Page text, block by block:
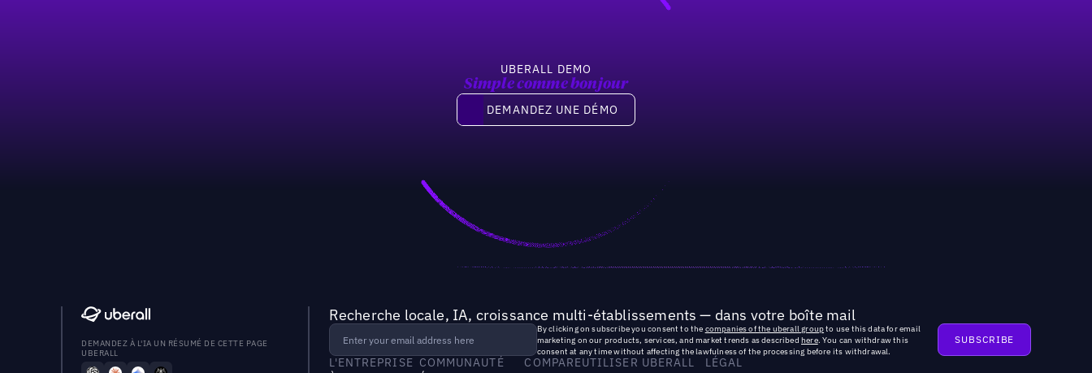
UBERALL DEMO
Simple comme bonjour
Demandez une démo
DEMANDEZ UNE DÉMO
DEMANDEZ À L'IA UN RÉSUMÉ DE CETTE PAGE
UBERALL
Recherche locale, IA, croissance multi-établissements — dans votre boîte mail
By clicking on subscribe you consent to the companies of the uberall groupto use this data for email
marketing on our products, services, and market trends as described here. You can withdraw this
consent at any time without affecting the lawfulness of the processing before its withdrawal.
L'ENTREPRISE COMMUNAUTÉ
COMPAREUTILISER UBERALL
LÉGAL